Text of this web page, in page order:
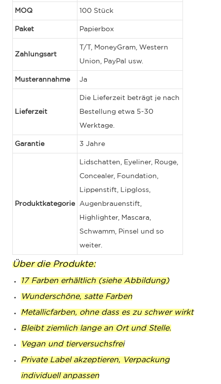
MOQ 100 Stück
Paket Papierbox
Zahlungsart
T/T, MoneyGram, Western
Union, PayPal usw.
Musterannahme Ja
Lieferzeit
Die Lieferzeit beträgt je nach
Bestellung etwa 5-30
Werktage.
Garantie 3 Jahre
Produktkategorie
Lidschatten, Eyeliner, Rouge,
Concealer, Foundation,
Lippenstift, Lipgloss,
Augenbrauenstift,
Highlighter, Mascara,
Schwamm, Pinsel und so
weiter.
Über die Produkte:
17 Farben erhältlich (siehe Abbildung)
Wunderschöne, satte Farben
Metallicfarben, ohne dass es zu schwer wirkt
Bleibt ziemlich lange an Ort und Stelle.
Vegan und tierversuchsfrei
Private Label akzeptieren, Verpackung
individuell anpassen